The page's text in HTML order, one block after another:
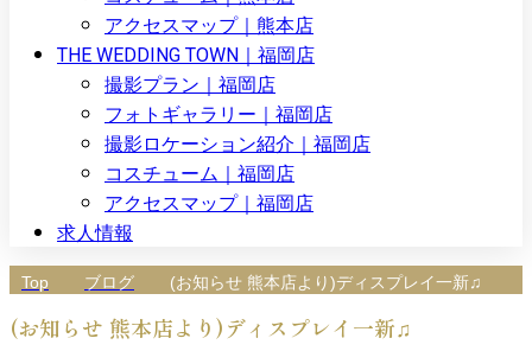
アクセスマップ｜熊本店
THE WEDDING TOWN｜福岡店
撮影プラン｜福岡店
フォトギャラリー｜福岡店
撮影ロケーション紹介｜福岡店
コスチューム｜福岡店
アクセスマップ｜福岡店
求人情報
Top ブログ (お知らせ 熊本店より)ディスプレイ一新♫
(お知らせ 熊本店より)ディスプレイ一新♫